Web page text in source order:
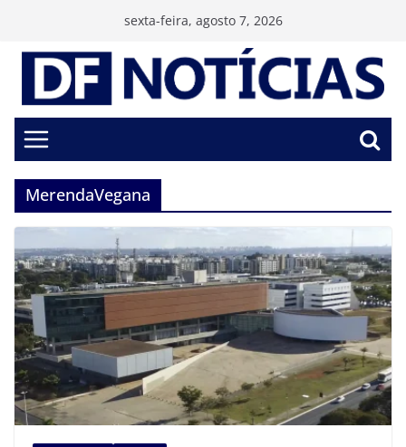
conteúdo
sexta-feira, agosto 7, 2026
MerendaVegana